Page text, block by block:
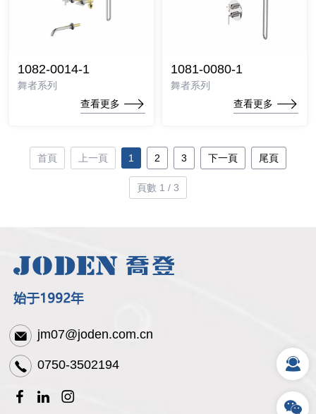
1082-0014-1
舞者系列
查看更多
1081-0080-1
舞者系列
查看更多
首頁 上一頁 1 2 3 下一頁 尾頁
頁數 1 / 3
jm07@joden.com.cn
0750-3502194